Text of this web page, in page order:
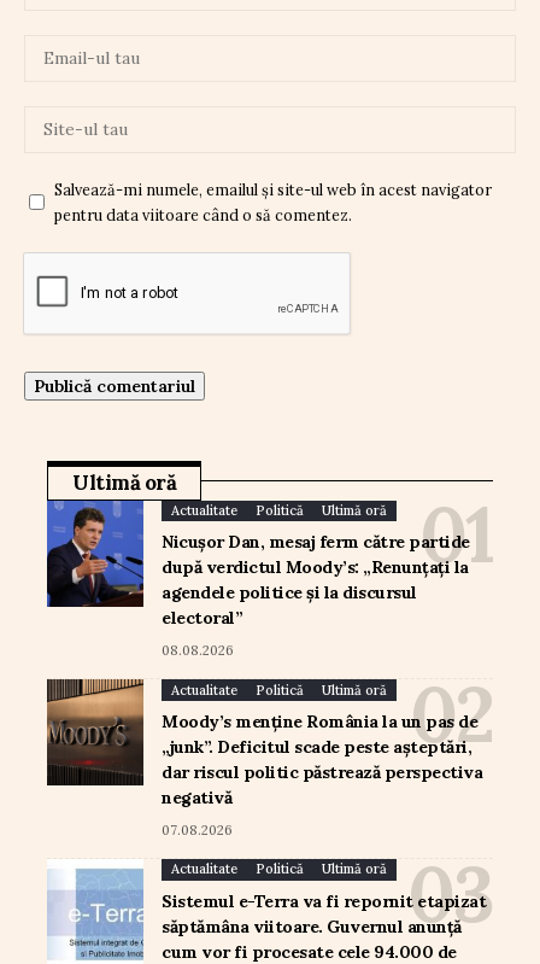
Salvează-mi numele, emailul și site-ul web în acest navigator
pentru data viitoare când o să comentez.
Ultimă oră
Actualitate Politică Ultimă oră
Nicușor Dan, mesaj ferm către partide
după verdictul Moody’s: „Renunțați la
agendele politice și la discursul
electoral”
08.08.2026
Actualitate Politică Ultimă oră
Moody’s menține România la un pas de
„junk”. Deficitul scade peste așteptări,
dar riscul politic păstrează perspectiva
negativă
07.08.2026
Actualitate Politică Ultimă oră
Sistemul e-Terra va fi repornit etapizat
săptămâna viitoare. Guvernul anunță
cum vor fi procesate cele 94.000 de